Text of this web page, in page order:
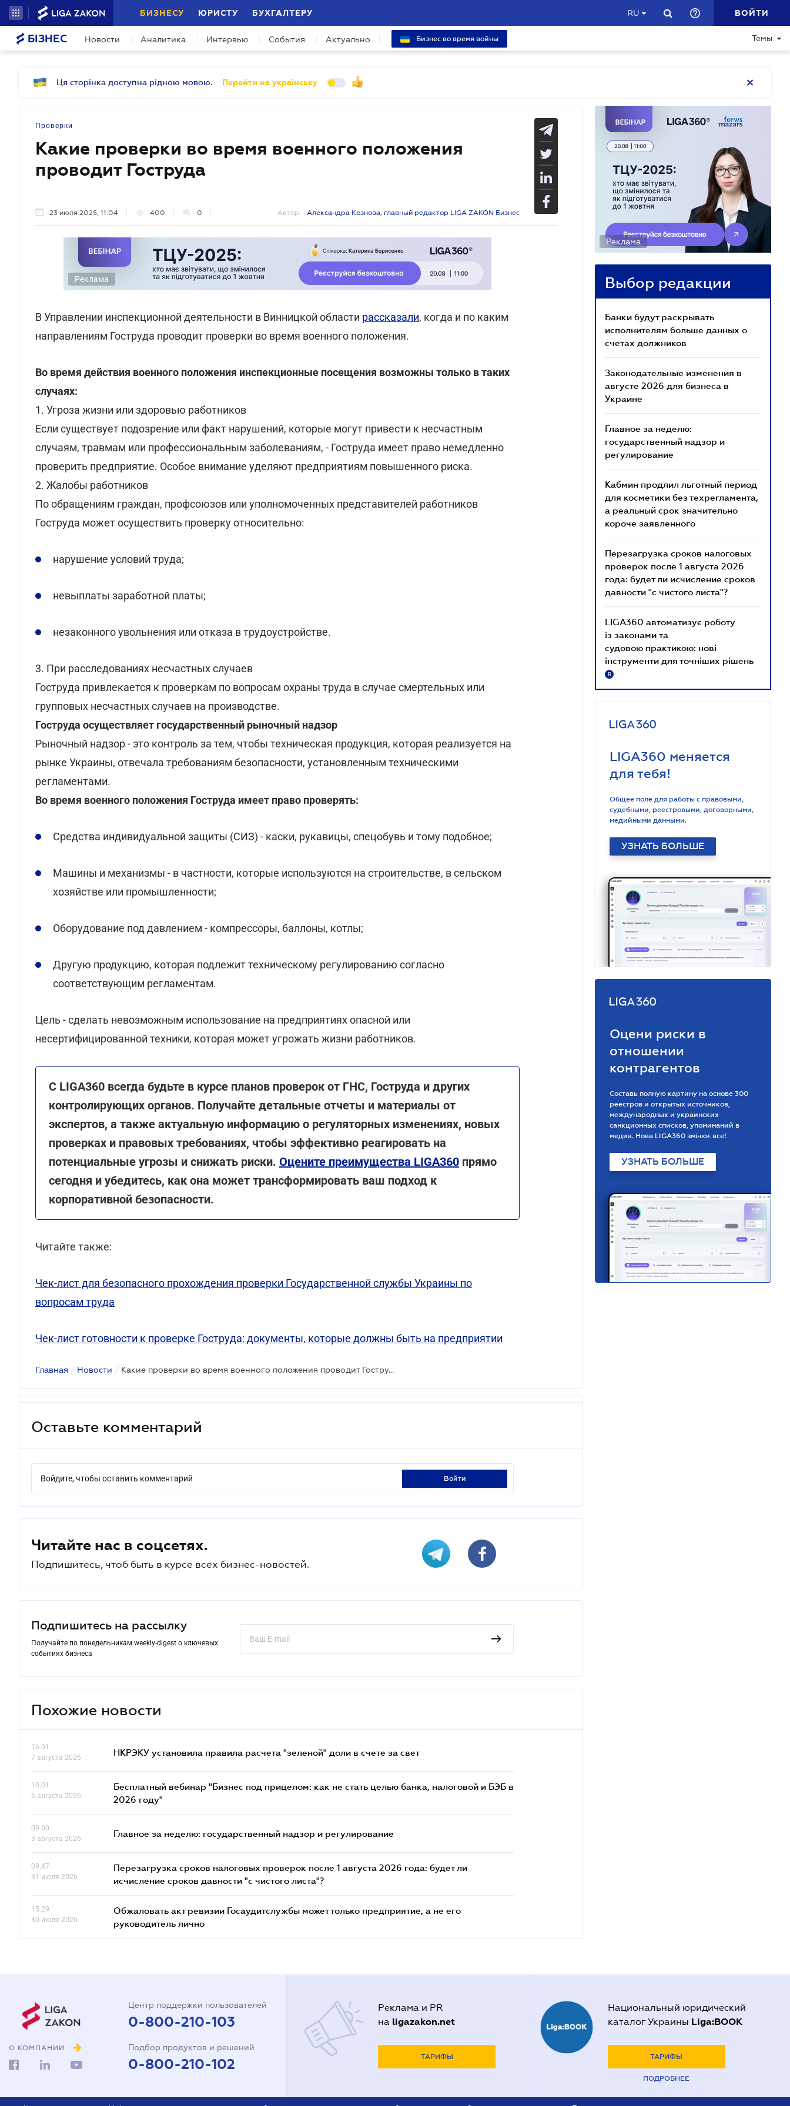
БИЗНЕСУ ЮРИСТУ БУХГАЛТЕРУ RU ВОЙТИ
БІЗНЕС Новости Аналитика Интервью События Актуально Бизнес во время войны Темы
Ця сторінка доступна рідною мовою. Перейти на українську
Проверки
Какие проверки во время военного положения
проводит Гоструда
23 июля 2025, 11:04 400 0 Автор: Александра Кознова, главный редактор LIGA ZAKON Бизнес
Реклама
В Управлении инспекционной деятельности в Винницкой области рассказали, когда и по каким
направлениям Гоструда проводит проверки во время военного положения.
Во время действия военного положения инспекционные посещения возможны только в таких
случаях:
1. Угроза жизни или здоровью работников
Если существует подозрение или факт нарушений, которые могут привести к несчастным
случаям, травмам или профессиональным заболеваниям, - Гоструда имеет право немедленно
проверить предприятие. Особое внимание уделяют предприятиям повышенного риска.
2. Жалобы работников
По обращениям граждан, профсоюзов или уполномоченных представителей работников
Гоструда может осуществить проверку относительно:
нарушение условий труда;
невыплаты заработной платы;
незаконного увольнения или отказа в трудоустройстве.
3. При расследованиях несчастных случаев
Гоструда привлекается к проверкам по вопросам охраны труда в случае смертельных или
групповых несчастных случаев на производстве.
Гоструда осуществляет государственный рыночный надзор
Рыночный надзор - это контроль за тем, чтобы техническая продукция, которая реализуется на
рынке Украины, отвечала требованиям безопасности, установленным техническими
регламентами.
Во время военного положения Гоструда имеет право проверять:
Средства индивидуальной защиты (СИЗ) - каски, рукавицы, спецобувь и тому подобное;
Машины и механизмы - в частности, которые используются на строительстве, в сельском
хозяйстве или промышленности;
Оборудование под давлением - компрессоры, баллоны, котлы;
Другую продукцию, которая подлежит техническому регулированию согласно
соответствующим регламентам.
Цель - сделать невозможным использование на предприятиях опасной или
несертифицированной техники, которая может угрожать жизни работников.
С LIGA360 всегда будьте в курсе планов проверок от ГНС, Гоструда и других
контролирующих органов. Получайте детальные отчеты и материалы от
экспертов, а также актуальную информацию о регуляторных изменениях, новых
проверках и правовых требованиях, чтобы эффективно реагировать на
потенциальные угрозы и снижать риски. Оцените преимущества LIGA360 прямо
сегодня и убедитесь, как она может трансформировать ваш подход к
корпоративной безопасности.
Читайте также:
Чек-лист для безопасного прохождения проверки Государственной службы Украины по
вопросам труда
Чек-лист готовности к проверке Гоструда: документы, которые должны быть на предприятии
Главная / Новости / Какие проверки во время военного положения проводит Гоструда
Оставьте комментарий
Войдите, чтобы оставить комментарий войти
Читайте нас в соцсетях.
Подпишитесь, чтоб быть в курсе всех бизнес-новостей.
Подпишитесь на рассылку
Получайте по понедельникам weekly-digest о ключевых
событиях бизнеса
Похожие новости
16.01
7 августа 2026
НКРЭКУ установила правила расчета "зеленой" доли в счете за свет
10.01
6 августа 2026
Бесплатный вебинар "Бизнес под прицелом: как не стать целью банка, налоговой и БЭБ в
2026 году"
09.00
3 августа 2026
Главное за неделю: государственный надзор и регулирование
09.47
31 июля 2026
Перезагрузка сроков налоговых проверок после 1 августа 2026 года: будет ли
исчисление сроков давности "с чистого листа"?
15.29
30 июля 2026
Обжаловать акт ревизии Госаудитслужбы может только предприятие, а не его
руководитель лично
Реклама
Выбор редакции
Банки будут раскрывать
исполнителям больше данных о
счетах должников
Законодательные изменения в
августе 2026 для бизнеса в
Украине
Главное за неделю:
государственный надзор и
регулирование
Кабмин продлил льготный период
для косметики без техрегламента,
а реальный срок значительно
короче заявленного
Перезагрузка сроков налоговых
проверок после 1 августа 2026
года: будет ли исчисление сроков
давности "с чистого листа"?
LIGA360 автоматизує роботу
із законами та
судовою практикою: нові
інструменти для точніших рішень
R
LIGA360 меняется
для тебя!
Общее поле для работы с правовыми,
судебными, реестровыми, договорными,
медийными данными.
УЗНАТЬ БОЛЬШЕ
Оцени риски в
отношении
контрагентов
Составь полную картину на основе 300
реестров и открытых источников,
международных и украинских
санкционных списков, упоминаний в
медиа. Нова LIGA360 змінює все!
УЗНАТЬ БОЛЬШЕ
О КОМПАНИИ
Центр поддержки пользователей
0-800-210-103
Подбор продуктов и решений
0-800-210-102
Реклама и PR
на ligazakon.net
ТАРИФЫ
Национальный юридический
каталог Украины Liga:BOOK
ТАРИФЫ
ПОДРОБНЕЕ